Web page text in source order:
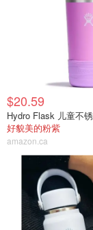
$20.59
好貌美的粉紫
amazon.ca